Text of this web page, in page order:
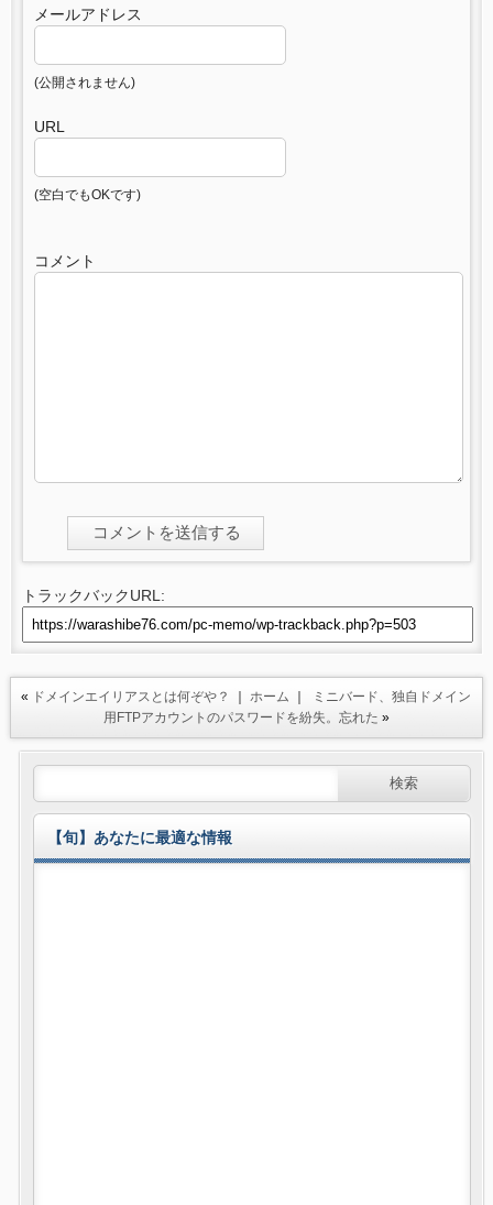
メールアドレス
(公開されません)
URL
(空白でもOKです)
コメント
トラックバックURL:
« ドメインエイリアスとは何ぞや？ ｜ ホーム ｜
ミニバード、独自ドメイン
用FTPアカウントのパスワードを紛失。忘れた »
【旬】あなたに最適な情報